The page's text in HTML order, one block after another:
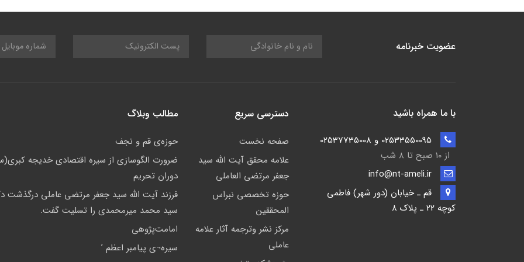
عضویت خبرنامه
با ما همراه باشید
از ۱۰ صبح تا ۸ شب
قم ـ خيابان (دور شهر) فاطمي
كوچه 22 ـ پلاک 8
دسترسی سریع
صفحه نخست
علامه محقق آیت الله سید
جعفر مرتضی العاملی
حوزه تخصصی نبراس
المحققین
مركز نشر وترجمه آثار علامه
عاملی
مطالب وبلاگ
حوزه‌ى قم و نجف
ضرورت الگوسازی از سیره اقتصادی خدیجه
دوران تحریم
فرزند آیت الله سید جعفر مرتضی عاملی درگذشت
سید محمد میرمحمدی را تسلیت گفت.
امامت‌پژوهى
سيره¬ى پيامبر اعظم ’